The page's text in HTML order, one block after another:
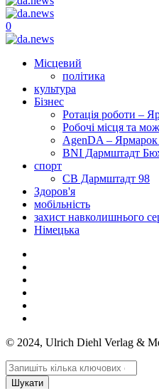
0
Місцевий
політика
культура
Бізнес
Ротація роботи –
Робочі місця та
AgenDA – Ярмарок
BNI Дармштадт
спорт
СВ Дармштадт 98
Здоров'я
мобільність
захист навколишнього
Німецька
© 2024, Ulrich Diehl Verlag &
Шукати